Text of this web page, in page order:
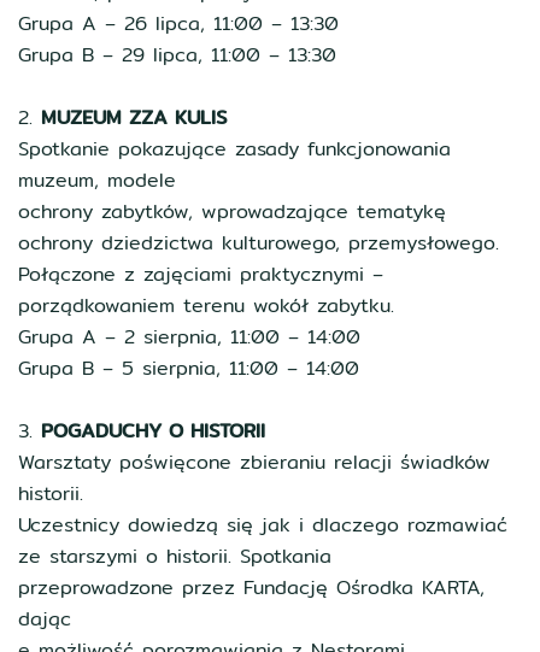
Grupa A – 26 lipca, 11:00 – 13:30
Grupa B – 29 lipca, 11:00 – 13:30
2. MUZEUM ZZA KULIS
Spotkanie pokazujące zasady funkcjonowania
muzeum, modele
ochrony zabytków, wprowadzające tematykę
ochrony dziedzictwa kulturowego, przemysłowego.
Połączone z zajęciami praktycznymi –
porządkowaniem terenu wokół zabytku.
Grupa A – 2 sierpnia, 11:00 – 14:00
Grupa B – 5 sierpnia, 11:00 – 14:00
3. POGADUCHY O HISTORII
Warsztaty poświęcone zbieraniu relacji świadków
historii.
Uczestnicy dowiedzą się jak i dlaczego rozmawiać
ze starszymi o historii. Spotkania
przeprowadzone przez Fundację Ośrodka KARTA,
dając